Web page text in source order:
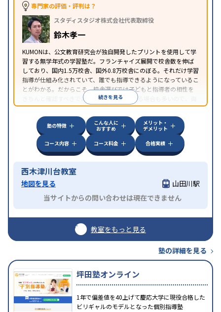
専門家の評価・評判は？
スタディスタジオ株式会社代表取締役
鈴木孝一
KUMONは、公文教育研究会が独自開発したプリントを使用して学
習する無学年式の学習塾だ。フランチャイズ展開で校舎数を伸ば
しており、国内1.5万校舎、国外0.8万校舎にのぼる。それだけ学習
指導が仕組み化されていて、誰でも指導できるようになっているこ
とがわかる。だからこそ、校舎選びでは子どもと指導者の相性を
きちんと確認すべきである。近所に2校舎ある場合も多いので、両
方見学してみることをオススメする。
続きを見る
塾の特徴
こんな人に
おすすめ
メリット・
デメリット
コース内容
コース料金 合格実績
西木津川台教室
地図を見る
山田川駅
当サイトからの問い合わせは現在できません
教室をもっと見る
塾の詳細を見る
坪田塾オンライン
1年で偏差値を40上げて慶応大学に現役合格した
ビリギャルのモデルとなった個別指導塾